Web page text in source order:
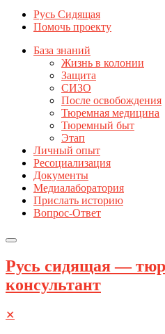
Русь Сидящая
Помочь проекту
База знаний
Жизнь в колонии
Защита
СИЗО
После освобождения
Тюремная медицина
Тюремный быт
Этап
Личный опыт
Ресоциализация
Документы
Медиалаборатория
Прислать историю
Вопрос-Ответ
Русь сидящая —
консультант
✕